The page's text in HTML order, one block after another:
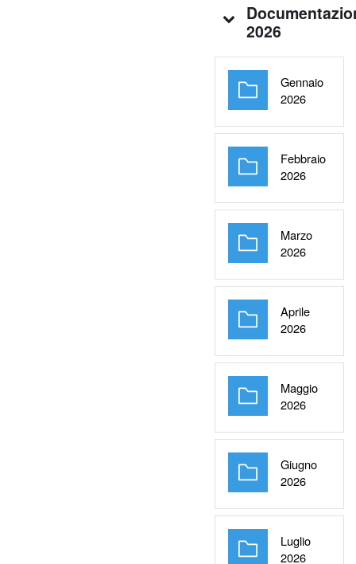
2026
Gennaio
2026Cartella
Febbraio
2026Cartella
Marzo
2026Cartella
Aprile
2026Cartella
Maggio
2026Cartella
Giugno
2026Cartella
Luglio
2026Cartella